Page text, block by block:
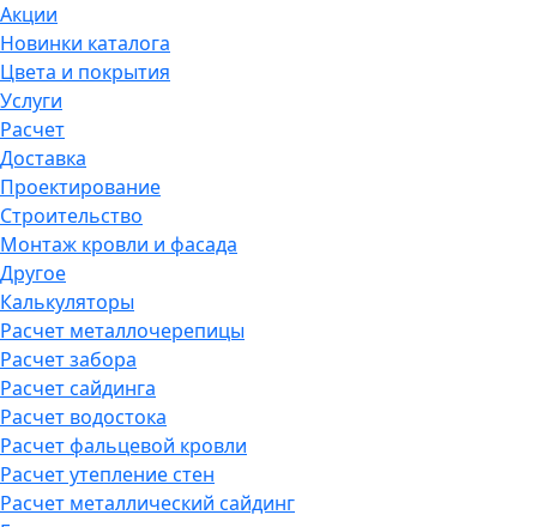
Акции
Новинки каталога
Цвета и покрытия
Услуги
Расчет
Доставка
Проектирование
Строительство
Монтаж кровли и фасада
Другое
Калькуляторы
Расчет металлочерепицы
Расчет забора
Расчет сайдинга
Расчет водостока
Расчет фальцевой кровли
Расчет утепление стен
Расчет металлический сайдинг